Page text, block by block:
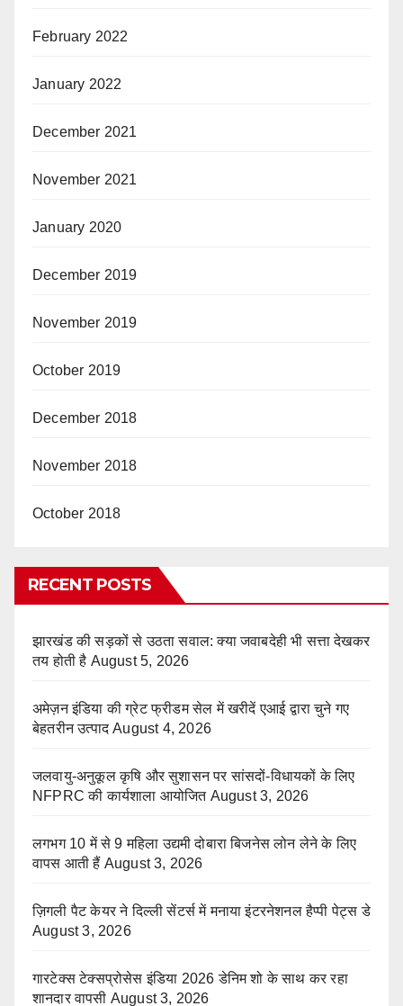
February 2022
January 2022
December 2021
November 2021
January 2020
December 2019
November 2019
October 2019
December 2018
November 2018
October 2018
RECENT POSTS
झारखंड की सड़कों से उठता सवाल: क्या जवाबदेही भी सत्ता देखकर
तय होती है August 5, 2026
अमेज़न इंडिया की ग्रेट फ्रीडम सेल में खरीदें एआई द्वारा चुने गए
बेहतरीन उत्पाद August 4, 2026
जलवायु-अनुकूल कृषि और सुशासन पर सांसदों-विधायकों के लिए
NFPRC की कार्यशाला आयोजित August 3, 2026
लगभग 10 में से 9 महिला उद्यमी दोबारा बिजनेस लोन लेने के लिए
वापस आती हैं August 3, 2026
ज़िगली पैट केयर ने दिल्ली सेंटर्स में मनाया इंटरनेशनल हैप्पी पेट्स डे
August 3, 2026
गारटेक्स टेक्सप्रोसेस इंडिया 2026 डेनिम शो के साथ कर रहा
शानदार वापसी August 3, 2026